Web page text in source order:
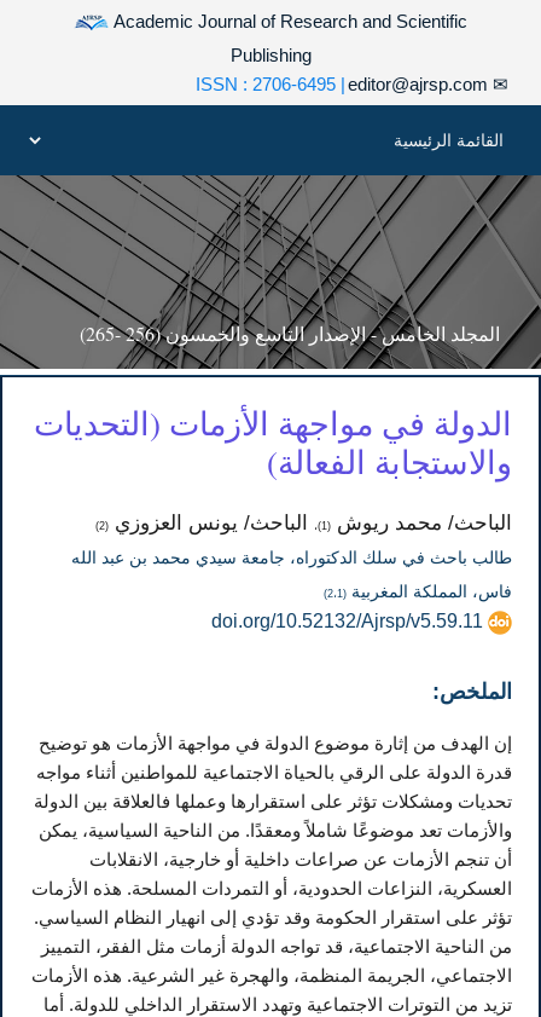
Academic Journal of Research and Scientific
Publishing
✉
المجلد الخامس - الإصدار التاسع والخمسون (256 -265)
الدولة في مواجهة الأزمات (التحديات
والاستجابة الفعالة)
الباحث/ محمد ريوش (1)، الباحث/ يونس العزوزي (2)
طالب باحث في سلك الدكتوراه، جامعة سيدي محمد بن عبد الله
فاس، المملكة المغربية (2،1)
doi.org/10.52132/Ajrsp/v5.59.11
الملخص:
إن الهدف من إثارة موضوع الدولة في مواجهة الأزمات هو توضيح
قدرة الدولة على الرقي بالحياة الاجتماعية للمواطنين أثناء مواجه
تحديات ومشكلات تؤثر على استقرارها وعملها فالعلاقة بين الدولة
والأزمات تعد موضوعًا شاملاً ومعقدًا. من الناحية السياسية، يمكن
أن تنجم الأزمات عن صراعات داخلية أو خارجية، الانقلابات
العسكرية، النزاعات الحدودية، أو التمردات المسلحة. هذه الأزمات
تؤثر على استقرار الحكومة وقد تؤدي إلى انهيار النظام السياسي.
من الناحية الاجتماعية، قد تواجه الدولة أزمات مثل الفقر، التمييز
الاجتماعي، الجريمة المنظمة، والهجرة غير الشرعية. هذه الأزمات
تزيد من التوترات الاجتماعية وتهدد الاستقرار الداخلي للدولة. أما